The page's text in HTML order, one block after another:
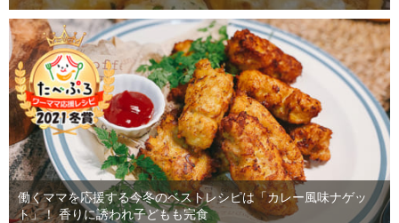
働くママを応援する今冬のベストレシピは「カレー風味ナゲッ
ト」！ 香りに誘われ子どもも完食